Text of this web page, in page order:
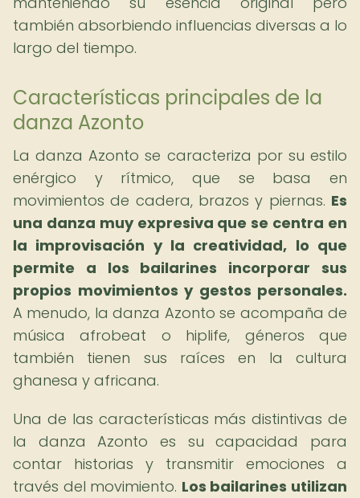
también absorbiendo influencias diversas a lo
largo del tiempo.
Características principales de la
danza Azonto
La danza Azonto se caracteriza por su estilo
enérgico y rítmico, que se basa en
movimientos de cadera, brazos y piernas. Es
una danza muy expresiva que se centra en
la improvisación y la creatividad, lo que
permite a los bailarines incorporar sus
propios movimientos y gestos personales.
A menudo, la danza Azonto se acompaña de
música afrobeat o hiplife, géneros que
también tienen sus raíces en la cultura
ghanesa y africana.
Una de las características más distintivas de
la danza Azonto es su capacidad para
contar historias y transmitir emociones a
través del movimiento. Los bailarines utilizan